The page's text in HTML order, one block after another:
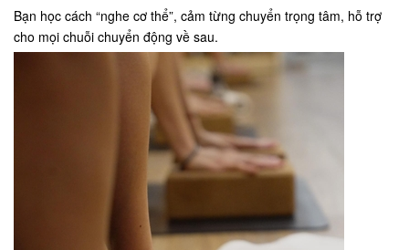
Bạn học cách “nghe cơ thể”, cảm từng chuyển trọng tâm, hỗ trợ
cho mọi chuỗi chuyển động về sau.